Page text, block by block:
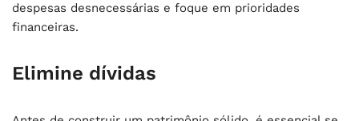
despesas desnecessárias e foque em prioridades
financeiras.
Elimine dívidas